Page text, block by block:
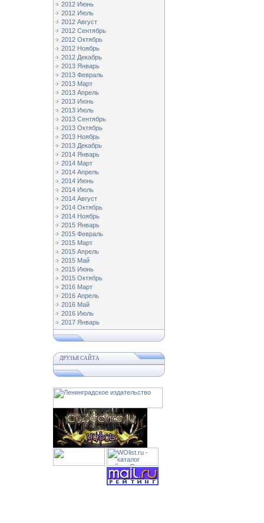
2012 Июнь
2012 Июль
2012 Август
2012 Сентябрь
2012 Октябрь
2012 Ноябрь
2012 Декабрь
2013 Январь
2013 Февраль
2013 Март
2013 Апрель
2013 Июнь
2013 Июль
2013 Сентябрь
2013 Октябрь
2013 Ноябрь
2013 Декабрь
2014 Январь
2014 Март
2014 Апрель
2014 Июнь
2014 Июль
2014 Август
2014 Октябрь
2014 Ноябрь
2015 Январь
2015 Февраль
2015 Март
2015 Апрель
2015 Май
2015 Июнь
2015 Октябрь
2016 Март
2016 Апрель
2016 Май
2016 Июль
2017 Январь
ДРУЗЬЯ САЙТА